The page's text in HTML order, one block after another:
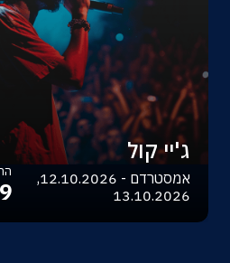
ג'יי קול
אמסטרדם - 12.10.2026,
13.10.2026